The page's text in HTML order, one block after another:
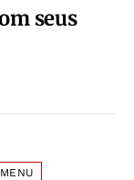
seus
MENU